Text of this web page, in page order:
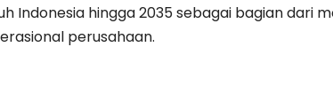
Indonesia hingga 2035 sebagai bagian dari
perusahaan.